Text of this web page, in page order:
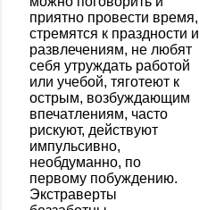
приятно провести время,
стремятся к праздности и
развлечениям, не любят
себя утруждать работой
или учебой, тяготеют к
острым, возбуждающим
впечатлениям, часто
рискуют, действуют
импульсивно,
необдуманно, по
первому побуждению.
Экстраверты